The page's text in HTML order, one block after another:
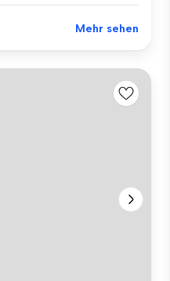
Mehr sehen